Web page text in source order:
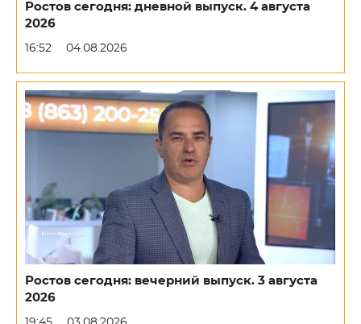
Ростов сегодня: дневной выпуск. 4 августа
2026
16:52 04.08.2026
Ростов сегодня: вечерний выпуск. 3 августа
2026